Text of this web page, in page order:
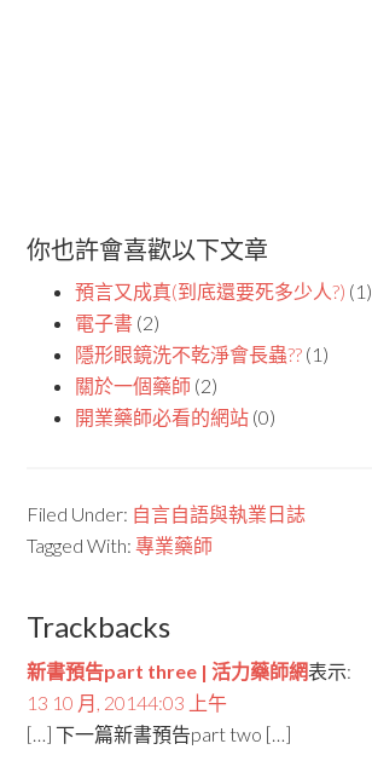
你也許會喜歡以下文章
預言又成真(到底還要死多少人?) (1)
電子書 (2)
隱形眼鏡洗不乾淨會長蟲?? (1)
關於一個藥師 (2)
開業藥師必看的網站 (0)
Filed Under: 自言自語與執業日誌
Tagged With:專業藥師
Trackbacks
新書預告part three | 活力藥師網表示:
13 10 月, 20144:03 上午
[…] 下一篇新書預告part two […]